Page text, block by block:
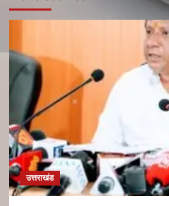
उत्तराखंड